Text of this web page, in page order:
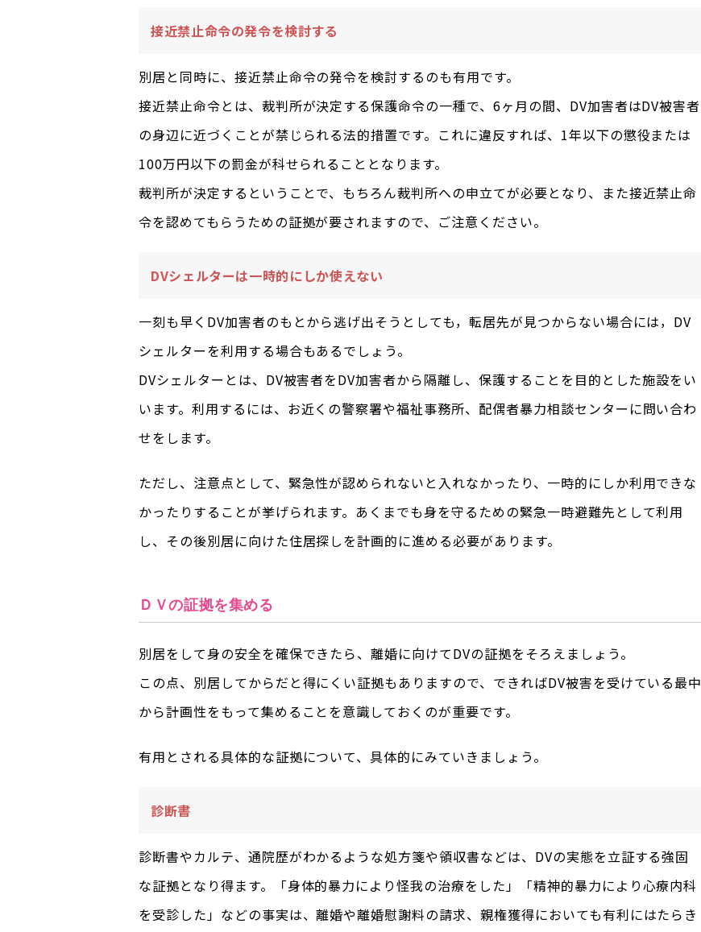
接近禁止命令の発令を検討する
別居と同時に、接近禁止命令の発令を検討するのも有用です。
接近禁止命令とは、裁判所が決定する保護命令の一種で、6ヶ月の間、DV加害者はDV被害者
の身辺に近づくことが禁じられる法的措置です。これに違反すれば、1年以下の懲役または
100万円以下の罰金が科せられることとなります。
裁判所が決定するということで、もちろん裁判所への申立てが必要となり、また接近禁止命
令を認めてもらうための証拠が要されますので、ご注意ください。
DVシェルターは一時的にしか使えない
一刻も早くDV加害者のもとから逃げ出そうとしても，転居先が見つからない場合には，DV
シェルターを利用する場合もあるでしょう。
DVシェルターとは、DV被害者をDV加害者から隔離し、保護することを目的とした施設をい
います。利用するには、お近くの警察署や福祉事務所、配偶者暴力相談センターに問い合わ
せをします。
ただし、注意点として、緊急性が認められないと入れなかったり、一時的にしか利用できな
かったりすることが挙げられます。あくまでも身を守るための緊急一時避難先として利用
し、その後別居に向けた住居探しを計画的に進める必要があります。
ＤＶの証拠を集める
別居をして身の安全を確保できたら、離婚に向けてDVの証拠をそろえましょう。
この点、別居してからだと得にくい証拠もありますので、できればDV被害を受けている最中
から計画性をもって集めることを意識しておくのが重要です。
有用とされる具体的な証拠について、具体的にみていきましょう。
診断書
診断書やカルテ、通院歴がわかるような処方箋や領収書などは、DVの実態を立証する強固
な証拠となり得ます。「身体的暴力により怪我の治療をした」「精神的暴力により心療内科
を受診した」などの事実は、離婚や離婚慰謝料の請求、親権獲得においても有利にはたらき